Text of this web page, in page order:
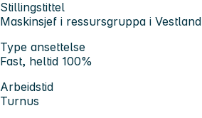
Stillingstittel
Maskinsjef i ressursgruppa i Vestland
Type ansettelse
Fast, heltid 100%
Arbeidstid
Turnus